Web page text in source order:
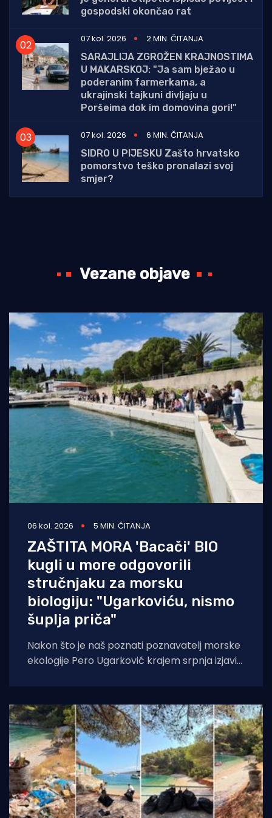
gospodski okončao rat
07 kol. 2026
2 MIN. ČITANJA
SARAJLIJA ZGROŽEN KRAJNOSTIMA
U MAKARSKOJ: "Ja sam bježao u
poderanim farmerkama, a
ukrajinski tajkuni divljaju u
Poršeima dok im domovina gori!"
07 kol. 2026
6 MIN. ČITANJA
SIDRO U PIJESKU Zašto hrvatsko
pomorstvo teško pronalazi svoj
smjer?
Vezane objave
06 kol. 2026 5 MIN. ČITANJA
ZAŠTITA MORA 'Bacači' BIO
kugli u more odgovorili
stručnjaku za morsku
biologiju: "Ugarkoviću, nismo
šuplja priča"
Nakon što je naš poznati poznavatelj morske
ekologije Pero Ugarković krajem srpnja izjavio